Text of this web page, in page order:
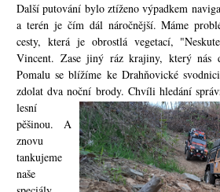
Další putování bylo ztíženo výpadkem
a terén je čím dál náročnější. Máme
cesty, která je obrostlá vegetací,
Vincent. Zase jiný ráz krajiny, který nás
Pomalu se blížíme ke Drahňovické
zdolat dva noční brody. Chvíli hledání
lesní
pěšinou. A
znovu
tankujeme
naše